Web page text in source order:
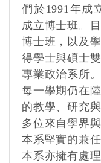
們於 1991年成
成立博士班。
博士班，以及
得學士與碩士
專業政治系所
每一學期仍在
的教學、研究
多位來自學界
本系堅實的兼
本系亦擁有處